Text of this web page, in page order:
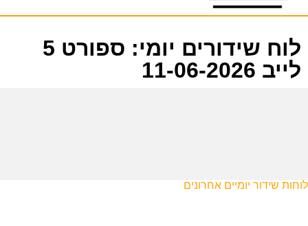
לוח שידורים יומי: ספורט 5
לייב 11-06-2026
לוחות שידור יומיים אחרונים